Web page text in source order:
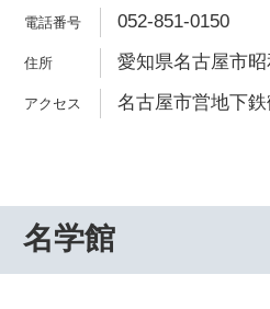
052-851-0150
愛知県名古屋市
名古屋市営地下
名学館